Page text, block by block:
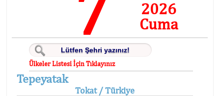
2026
Cuma
Ülkeler Listesi İçin Tıklayınız
Tepeyatak
Tokat / Türkiye